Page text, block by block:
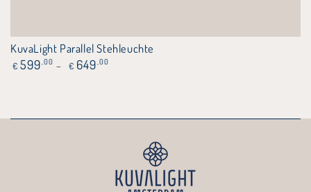
KuvaLight Parallel Stehleuchte
Regulärer
€ 599,00 € 649,00